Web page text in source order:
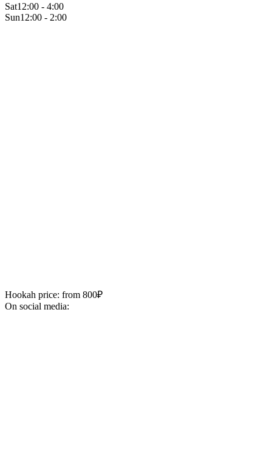
Sat12:00 - 4:00
Sun12:00 - 2:00
Hookah price: from 800₽
On social media: